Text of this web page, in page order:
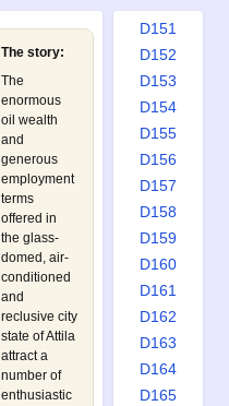
The story:
The
enormous
oil wealth
and
generous
employment
terms
offered in
the glass-
domed, air-
conditioned
and
reclusive city
state of Attila
attract a
number of
enthusiastic
D151
D152
D153
D154
D155
D156
D157
D158
D159
D160
D161
D162
D163
D164
D165